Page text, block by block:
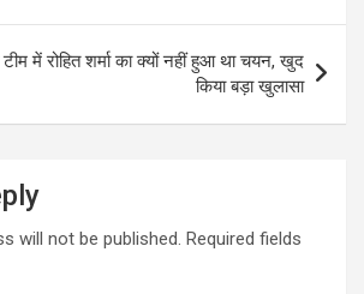
में रोहित शर्मा का क्यों नहीं हुआ था चयन, खुद
किया बड़ा खुलासा
will not be published. Required fields